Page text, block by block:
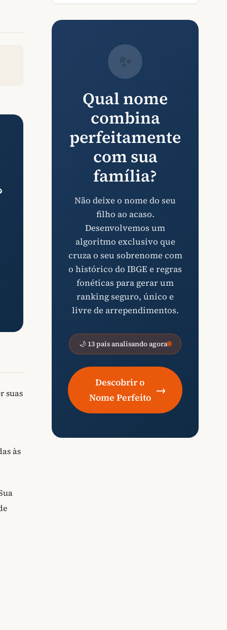
suas
às
✨
Qual nome
combina
perfeitamente
com sua
família?
Não deixe o nome do seu
filho ao acaso.
Desenvolvemos um
algoritmo exclusivo que
cruza o seu sobrenome com
o histórico do IBGE e regras
fonéticas para gerar um
ranking seguro, único e
livre de arrependimentos.
🌙 13 pais analisando agora
Descobrir o
Nome Perfeito
→